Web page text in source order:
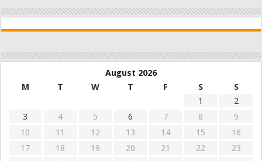
August 2026
M
T W T F S
S
1
2
3
4 5 6 7 8
9
10
11 12 13 14 15
16
17
18 19 20 21 22
23